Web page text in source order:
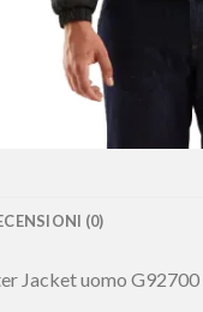
(0)
Jacket uomo